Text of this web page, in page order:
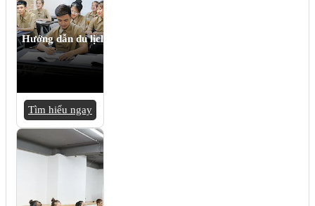
Hướng dẫn du lịch
Tìm hiểu ngay